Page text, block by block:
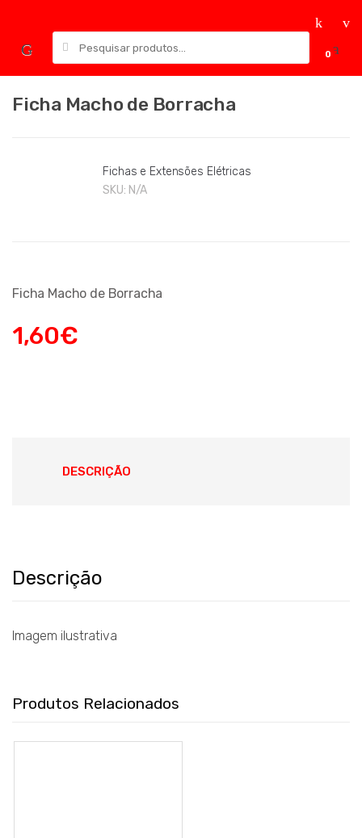
navigation
content
0
Ficha Macho de Borracha
Fichas e Extensões Elétricas
SKU: N/A
Ficha Macho de Borracha
1,60€
DESCRIÇÃO
Descrição
Imagem ilustrativa
Produtos Relacionados